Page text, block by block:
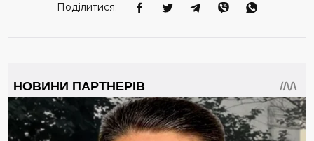
Поділитися: